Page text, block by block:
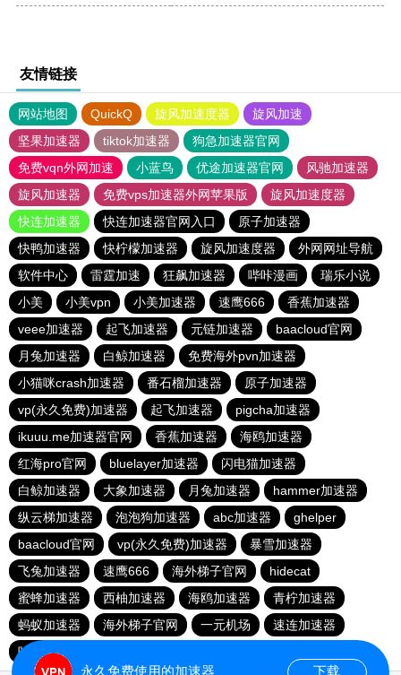
友情链接
网站地图 QuickQ 旋风加速度器
旋风加速
坚果加速器
tiktok加速器
狗急加速器官网
免费vqn外网加速
小蓝鸟 优途加速器官网
风驰加速器
旋风加速器
免费vps加速器外网苹果版
旋风加速度器
快连加速器
快连加速器官网入口
原子加速器
快鸭加速器
快柠檬加速器 旋风加速度器
外网网址导航
软件中心
雷霆加速 狂飙加速器 哔咔漫画
瑞乐小说
小美
小美vpn 小美加速器 速鹰666
香蕉加速器
veee加速器
起飞加速器 元链加速器
baacloud官网
月兔加速器
白鲸加速器
免费海外pvn加速器
小猫咪crash加速器
番石榴加速器
原子加速器
vp(永久免费)加速器
起飞加速器
pigcha加速器
ikuuu.me加速器官网
香蕉加速器
海鸥加速器
红海pro官网
bluelayer加速器
闪电猫加速器
白鲸加速器
大象加速器 月兔加速器
hammer加速器
纵云梯加速器
泡泡狗加速器 abc加速器
ghelper
baacloud官网
vp(永久免费)加速器
暴雪加速器
飞兔加速器
速鹰666 海外梯子官网
hidecat
蜜蜂加速器
西柚加速器 海鸥加速器
青柠加速器
蚂蚁加速器
海外梯子官网 一元机场
速连加速器
哇哇加速器
永久免费使用的加速器 下载